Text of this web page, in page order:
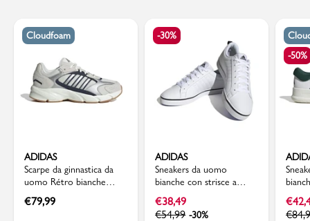
Cloudfoam
ADIDAS
Scarpe da ginnastica da
uomo Rétro bianche
grigie con dettagli blu
adidas Crazychaos 2000
€79,99
-30%
ADIDAS
Sneakers da uomo
bianche con strisce a
contrasto adidas Vs Pace
2.0
€38,49
€54,99 -30%
-50%
€
€